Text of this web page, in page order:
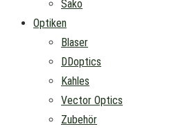
Sako
Optiken
Blaser
DDoptics
Kahles
Vector Optics
Zubehör